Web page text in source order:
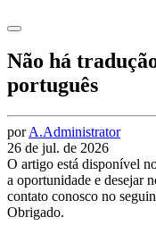
Alternar modo escuro
Não há
português
porA.Administrator
26 de jul. de 2026
O artigo está disponível
a oportunidade e desejar
contato conosco no
Obrigado.